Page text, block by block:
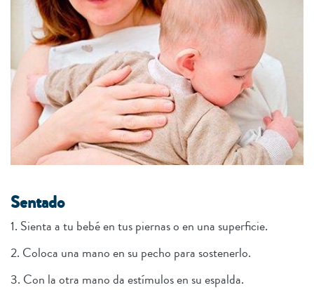
Sentado
1. Sienta a tu bebé en tus piernas o en una superficie.
2. Coloca una mano en su pecho para sostenerlo.
3. Con la otra mano da estímulos en su espalda.